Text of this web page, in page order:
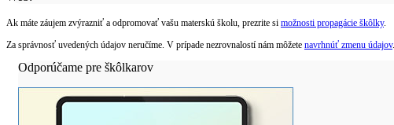
Ak máte záujem zvýrazniť a odpromovať vašu materskú školu, prezrite si možnosti propagácie škôlky.
Za správnosť uvedených údajov neručíme. V prípade nezrovnalostí nám môžete navrhnúť zmenu údajov.
Odporúčame pre škôlkarov